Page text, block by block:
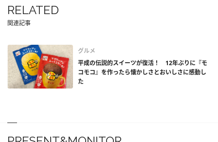
RELATED
関連記事
グルメ
平成の伝説的スイーツが復活！ 12年ぶりに『モ
コモコ』を作ったら懐かしさとおいしさに感動し
た